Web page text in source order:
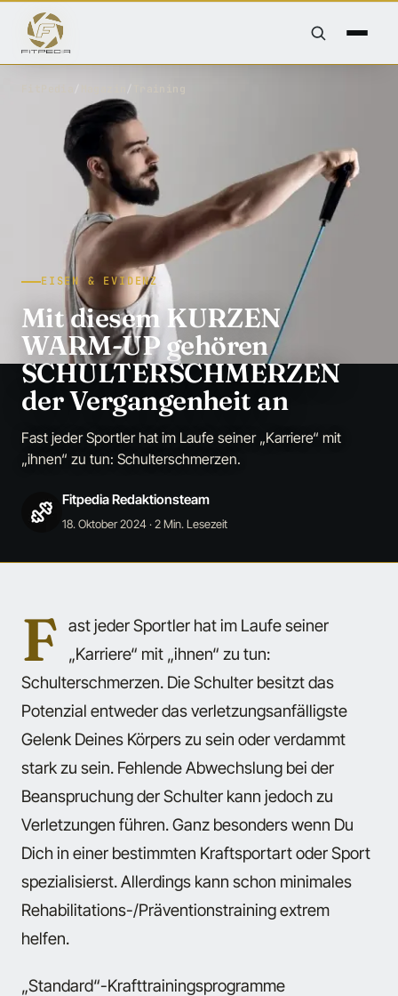
EISEN & EVIDENZ
Mit diesem KURZEN
WARM-UP gehören
SCHULTERSCHMERZEN
der Vergangenheit an
Fast jeder Sportler hat im Laufe seiner „Karriere“ mit
„ihnen“ zu tun: Schulterschmerzen.
Fitpedia Redaktionsteam
18. Oktober 2024· 2 Min. Lesezeit
F ast jeder Sportler hat im Laufe seiner
„Karriere“ mit „ihnen“ zu tun:
Schulterschmerzen. Die Schulter besitzt das
Potenzial entweder das verletzungsanfälligste
Gelenk Deines Körpers zu sein oder verdammt
stark zu sein. Fehlende Abwechslung bei der
Beanspruchung der Schulter kann jedoch zu
Verletzungen führen. Ganz besonders wenn Du
Dich in einer bestimmten Kraftsportart oder Sport
spezialisierst. Allerdings kann schon minimales
Rehabilitations-/Präventionstraining extrem
helfen.
„Standard“-Krafttrainingsprogramme